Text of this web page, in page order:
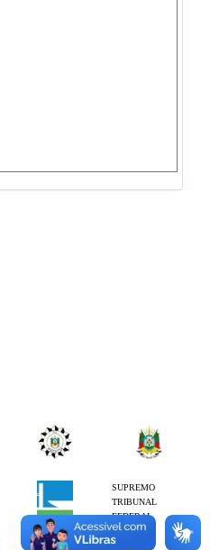
SUPREMO
TRIBUNAL
FEDERAL
(STF)